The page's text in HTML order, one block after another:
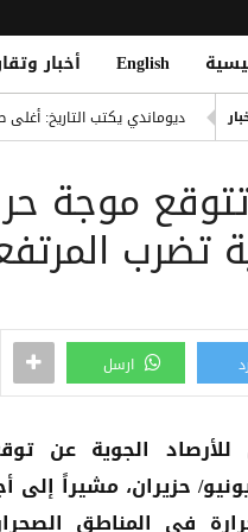
English أخبار
ديوماندي يكتب التاريخ: أغلى
انفراد| مصادر تكشف مشاركة
هيثم حسن يوقع لسيلتيك
التحالف: هجوم حوثي يستهدف أعياناً
تضرب
ارسل
للأرصاد الجوية عن
يوم الإثنين 16 يونيو/ حزيران، مشيراً
في المناطق